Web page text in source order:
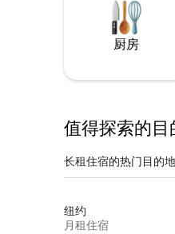
厨房
值得探索的目
长租住宿的热门目的地
纽约
月租住宿